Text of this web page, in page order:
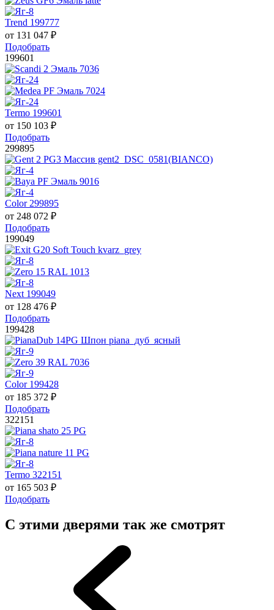
Trend 199777
от 131 047 ₽
Подобрать
199601
Termo 199601
от 150 103 ₽
Подобрать
299895
Color 299895
от 248 072 ₽
Подобрать
199049
Next 199049
от 128 476 ₽
Подобрать
199428
Color 199428
от 185 372 ₽
Подобрать
322151
Termo 322151
от 165 503 ₽
Подобрать
С этими дверями так же смотрят